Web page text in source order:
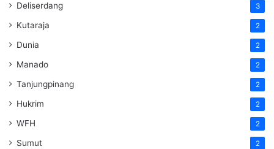
Deliserdang 3
Kutaraja 2
Dunia 2
Manado 2
Tanjungpinang 2
Hukrim 2
WFH 2
Sumut 2